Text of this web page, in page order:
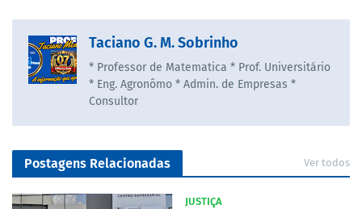
Taciano G. M. Sobrinho
* Professor de Matematica * Prof. Universitário
* Eng. Agronômo * Admin. de Empresas *
Consultor
Postagens Relacionadas Ver todos
JUSTIÇA